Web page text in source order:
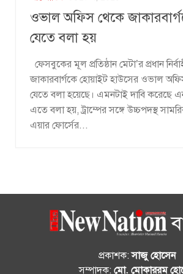
ওভাল অফিস থেকে
যেতে বলা হয়
ফেসবুকের মূল প্রতিষ্ঠান মেটা’র প্রধান
জাকারবার্গকে হোয়াইট হাউসের ওভাল
যেতে বলা হয়েছে। এমনটাই দাবি করেছে
এতে বলা হয়, ট্রাম্পের সঙ্গে উচ্চপদস্থ
এয়ার ফোর্সের...
প্রকাশক:সাজু হোসেন
সম্পাদক: মো. মোকাররম